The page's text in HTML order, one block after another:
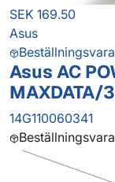
SEK 169.50
Asus
Beställningsvara
Asus AC
MAXDATA/
14G110060341
Beställningsvara